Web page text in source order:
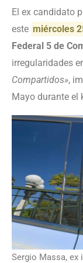
El ex candidato
este miércoles
Federal 5 de
irregularidades
Compartidos»,
Mayo durante el
Sergio Massa, ex